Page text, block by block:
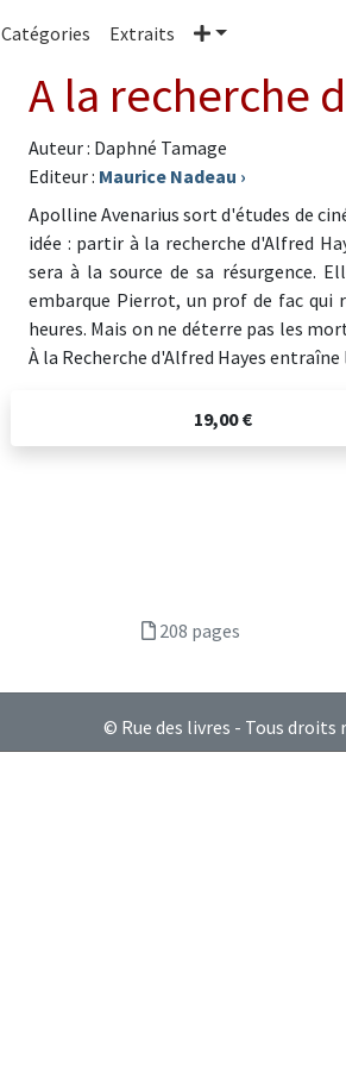
Catégories Extraits Plus
A la recherche
Auteur : Daphné Tamage
Editeur : Maurice Nadeau ›
Apolline Avenarius sort d'études de
idée : partir à la recherche d'Alfred
sera à la source de sa résurgence.
embarque Pierrot, un prof de fac qui
heures. Mais on ne déterre pas les
À la Recherche d'Alfred Hayes
19,00 €
208 pages
© Rue des livres - Tous droits